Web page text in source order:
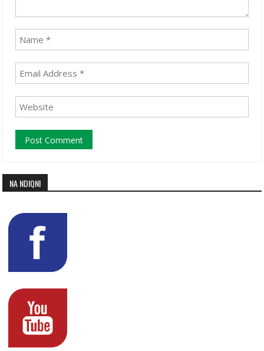
NA NDIQNI